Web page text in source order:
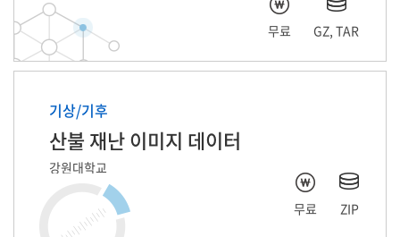
무료 GZ, TAR
기상/기후
산불 재난 이미지 데이터
강원대학교
무료 ZIP